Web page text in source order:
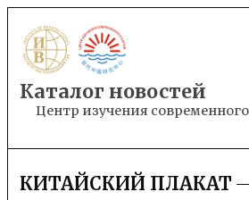
to
content
Каталог новостей
Центр изучения
POSTED
КИТАЙСКИЙ ПЛАКАТ